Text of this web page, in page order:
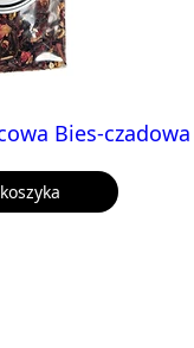
Bies-